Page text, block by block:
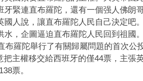
牙緊連直布羅陀，還有一個强人佛朗
國人說，讓直布羅陀人民自己決定吧
水，企圖逼迫直布羅陀人民回到祖國
布羅陀舉行了有關歸屬問題的首次公
把主權移交給西班牙的僅44票，主張
票。